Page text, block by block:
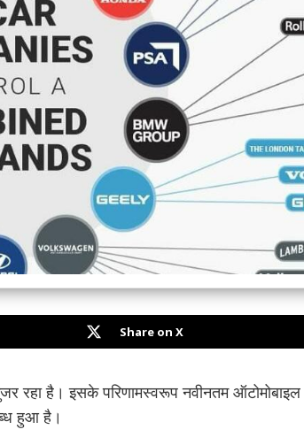
Share on X
है। इसके परिणामस्वरूप नवीनतम ऑटोमोबाइल
हुआ है।